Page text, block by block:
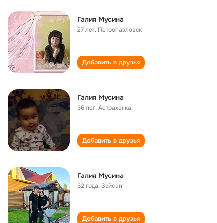
Галия Мусина
27 лет, Петропавловск
Добавить в друзья
Галия Мусина
36 лет,Астраханка
Добавить в друзья
Галия Мусина
32 года,Зайсан
Добавить в друзья